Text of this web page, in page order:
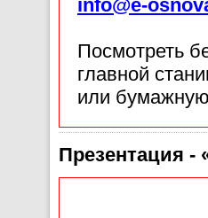
info@e-
Посмотреть
главной
или
Презентация -